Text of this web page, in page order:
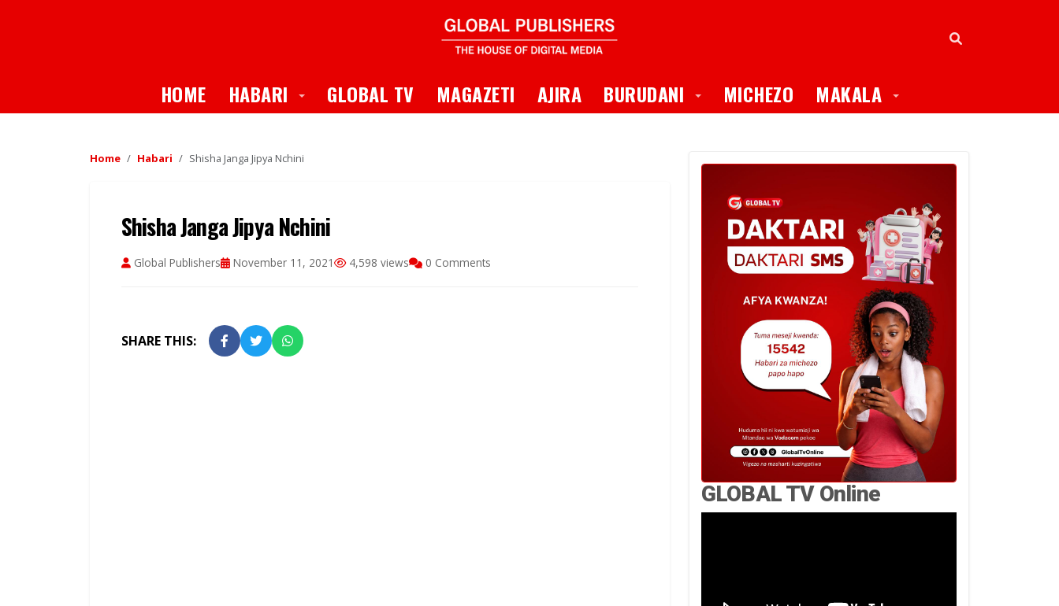
HOME HABARI Toggle Dropdown
GLOBAL TV MAGAZETI AJIRA BURUDANI Toggle Dropdown
MICHEZO MAKALA Toggle Dropdown
Home Habari Shisha Janga Jipya Nchini
Shisha Janga Jipya Nchini
Global Publishers November 11, 2021 4,598 views 0 Comments
SHARE THIS:
GLOBAL TV Online